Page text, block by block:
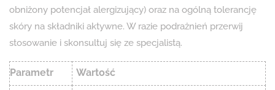
obniżony potencjał alergizujący) oraz na ogólną tolerancję
skóry na składniki aktywne. W razie podrażnień przerwij
stosowanie i skonsultuj się ze specjalistą.
Parametr Wartość